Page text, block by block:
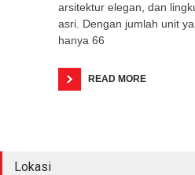
arsitektur elegan, dan
asri. Dengan jumlah unit
hanya 66
READ MORE
Lokasi